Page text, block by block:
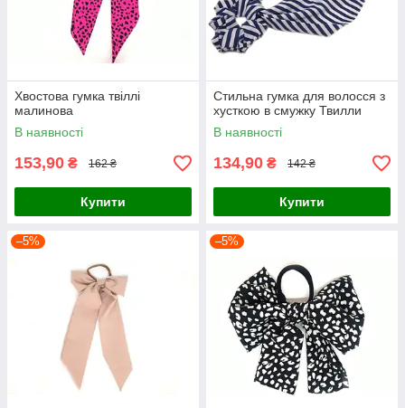
Хвостова гумка твіллі
малинова
В наявності
153,90 ₴ 162 ₴
Купити
Стильна гумка для волосся з
хусткою в смужку Твилли
В наявності
134,90 ₴ 142 ₴
Купити
–5% –5%